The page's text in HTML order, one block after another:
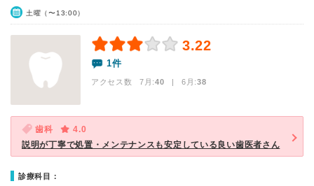
土曜（〜13:00）
3.22
1件
アクセス数 7月:40 | 6月:38
歯科
4.0
説明が丁寧で処置・メンテナンスも安定している良い歯医者さん
診療科目：